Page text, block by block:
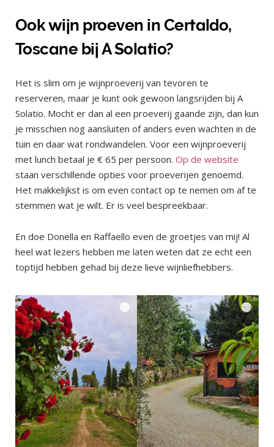
Ook wijn proeven in Certaldo,
Toscane bij A Solatio?
Het is slim om je wijnproeverij van tevoren te
reserveren, maar je kunt ook gewoon langsrijden bij A
Solatio. Mocht er dan al een proeverij gaande zijn, dan kun
je misschien nog aansluiten of anders even wachten in de
tuin en daar wat rondwandelen. Voor een wijnproeverij
met lunch betaal je € 65 per persoon. Op de website
staan verschillende opties voor proeverijen genoemd.
Het makkelijkst is om even contact op te nemen om af te
stemmen wat je wilt. Er is veel bespreekbaar.
En doe Donella en Raffaello even de groetjes van mij! Al
heel wat lezers hebben me laten weten dat ze echt een
toptijd hebben gehad bij deze lieve wijnliefhebbers.